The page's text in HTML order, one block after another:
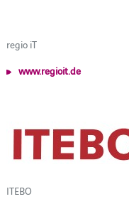
regio iT
www.regioit.de
ITEBO